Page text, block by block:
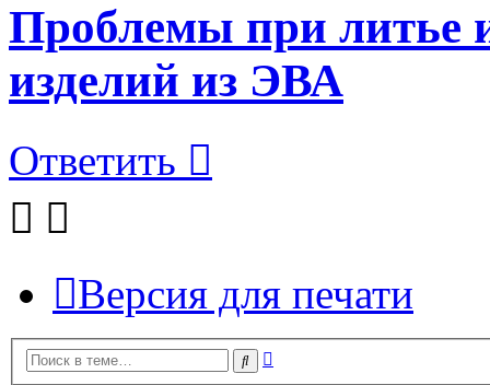
Проблемы при литье
изделий из ЭВА
Ответить
Версия для печати
Поиск